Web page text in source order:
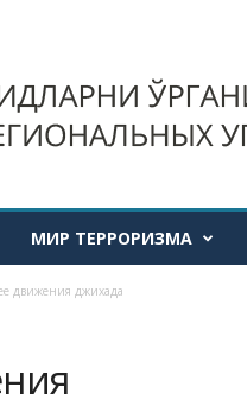
МИР ТЕРРОРИЗМА
движения джихада